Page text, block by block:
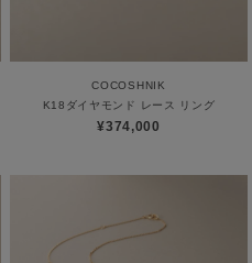
COCOSHNIK
K18ダイヤモンド レース リング
¥374,000